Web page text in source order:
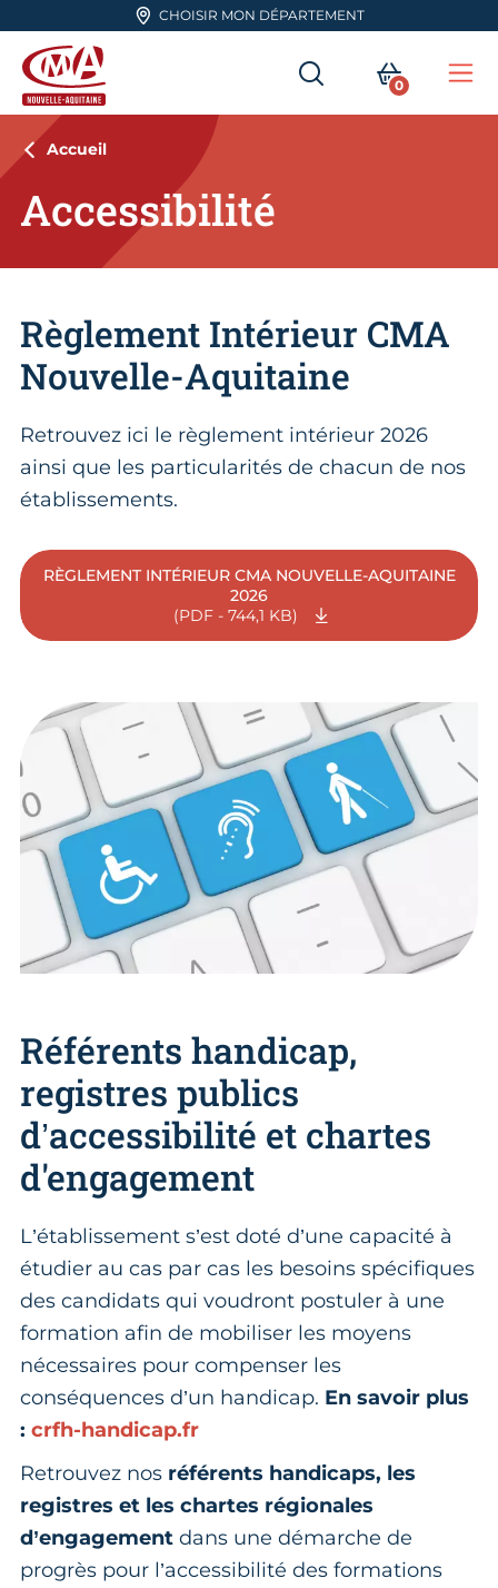
Aller en haut de pageCHOISIR MON DÉPARTEMENT
CMA Nouvelle-Aquitaine
RECHERCHER
MON
0
Accueil
Accessibilité
Règlement Intérieur CMA
Nouvelle-Aquitaine
Retrouvez ici le règlement intérieur 2026
ainsi que les particularités de chacun de nos
établissements.
RÈGLEMENT INTÉRIEUR CMA NOUVELLE-AQUITAINE
2026
(PDF - 744,1 KB)
Référents handicap,
registres publics
d’accessibilité et chartes
d'engagement
L’établissement s’est doté d’une capacité à
étudier au cas par cas les besoins spécifiques
des candidats qui voudront postuler à une
formation afin de mobiliser les moyens
nécessaires pour compenser les
conséquences d’un handicap. En savoir plus
: crfh-handicap.fr
Retrouvez nos référents handicaps, les
registres et les chartes régionales
d’engagement dans une démarche de
progrès pour l’accessibilité des formations